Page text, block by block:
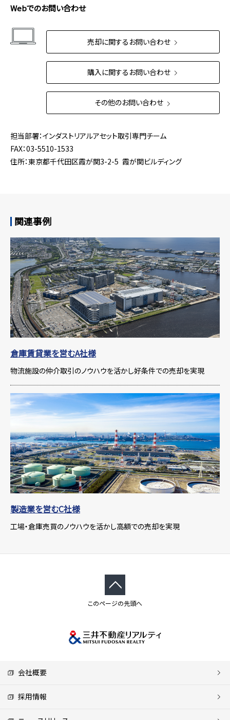
Webでのお問い合わせ
売却に関するお問い合わせ
購入に関するお問い合わせ
その他のお問い合わせ
担当部署：インダストリアルアセット取引専門チーム
FAX：03-5510-1533
住所：東京都千代田区霞が関3-2-5 霞が関ビルディング
関連事例
倉庫賃貸業を営むA社様
物流施設の仲介取引のノウハウを活かし好条件での売却を実現
製造業を営むC社様
工場・倉庫売買のノウハウを活かし高額での売却を実現
このページの先頭へ
会社概要
採用情報